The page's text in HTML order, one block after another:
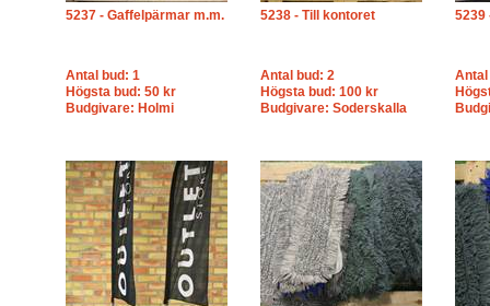
5237 - Gaffelpärmar m.m.
Antal bud: 1
Högsta bud: 50 kr
Budgivare: Holmi
5238 - Till kontoret
Antal bud: 2
Högsta bud: 100 kr
Budgivare: Soderskalla
5239
Antal